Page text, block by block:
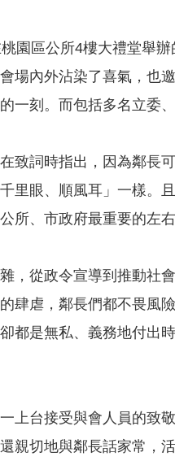
園區公所4樓大禮堂舉
場內外沾染了喜氣，也
一刻。而包括多名立委
致詞時指出，因為鄰長
里眼、順風耳」一樣。
所、市政府最重要的左右
，從政令宣導到推動社
肆虐，鄰長們都不畏風
都是無私、義務地付出
上台接受與會人員的致
親切地與鄰長話家常，